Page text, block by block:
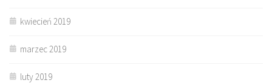
kwiecień 2019
marzec 2019
luty 2019